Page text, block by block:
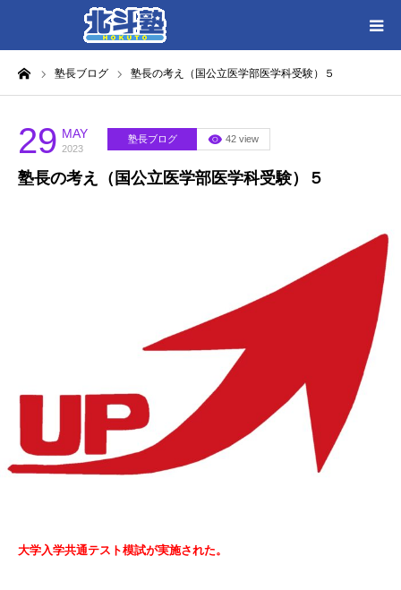
塾長ブログ 塾長の考え（国公立医学部医学科受験）５
29 MAY
2023
塾長ブログ 42 view
塾長の考え（国公立医学部医学科受験）５
大学入学共通テスト模試が実施された。
HOME
各教室別に記事を見る
北斗塾／教室一覧